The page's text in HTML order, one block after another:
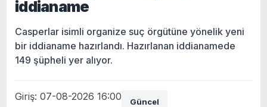
iddianame
Casperlar isimli organize suç örgütüne yönelik yeni
bir iddianame hazırlandı. Hazırlanan iddianamede
149 şüpheli yer alıyor.
Giriş: 07-08-2026 16:00 Güncel